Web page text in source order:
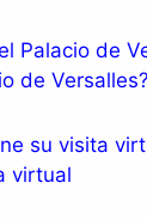
de Versalles?
virtual